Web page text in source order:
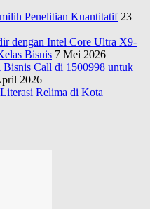
Penelitian Kuantitatif 23
dengan Intel Core Ultra X9-
Bisnis 7 Mei 2026
Call di 1500998 untuk
2026
Relima di Kota